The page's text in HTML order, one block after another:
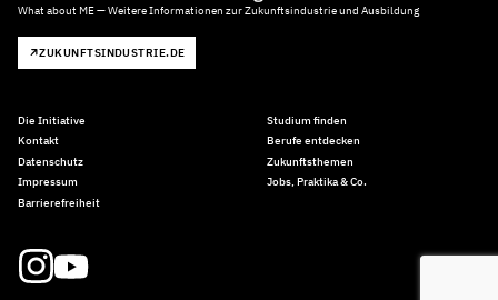
What about ME — Weitere Informationen zur Zukunftsindustrie und Ausbildung
ZUKUNFTSINDUSTRIE.DE
Die Initiative
Kontakt
Datenschutz
Impressum
Barrierefreiheit
Studium finden
Berufe entdecken
Zukunftsthemen
Jobs, Praktika & Co.